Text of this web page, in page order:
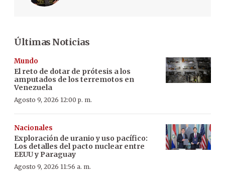
Últimas Noticias
Mundo
El reto de dotar de prótesis a los
amputados de los terremotos en
Venezuela
Agosto 9, 2026 12:00 p. m.
Nacionales
Exploración de uranio y uso pacífico:
Los detalles del pacto nuclear entre
EEUU y Paraguay
Agosto 9, 2026 11:56 a. m.